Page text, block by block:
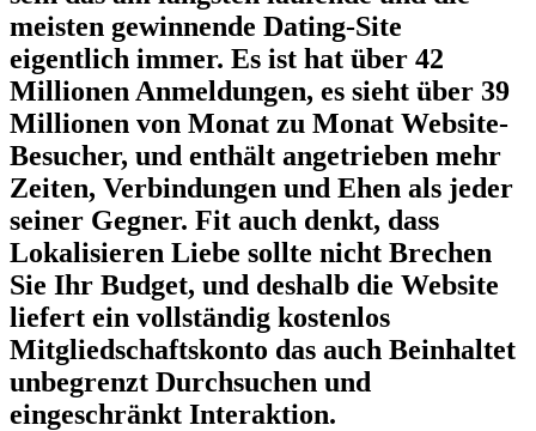
meisten gewinnende Dating-Site
eigentlich immer. Es ist hat über 42
Millionen Anmeldungen, es sieht über 39
Millionen von Monat zu Monat Website-
Besucher, und enthält angetrieben mehr
Zeiten, Verbindungen und Ehen als jeder
seiner Gegner. Fit auch denkt, dass
Lokalisieren Liebe sollte nicht Brechen
Sie Ihr Budget, und deshalb die Website
liefert ein vollständig kostenlos
Mitgliedschaftskonto das auch Beinhaltet
unbegrenzt Durchsuchen und
eingeschränkt Interaktion.